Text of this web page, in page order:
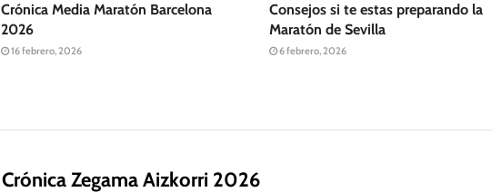
Crónica Media Maratón Barcelona
2026
16 febrero, 2026
Consejos si te estas preparando la
Maratón de Sevilla
6 febrero, 2026
Crónica Zegama Aizkorri 2026